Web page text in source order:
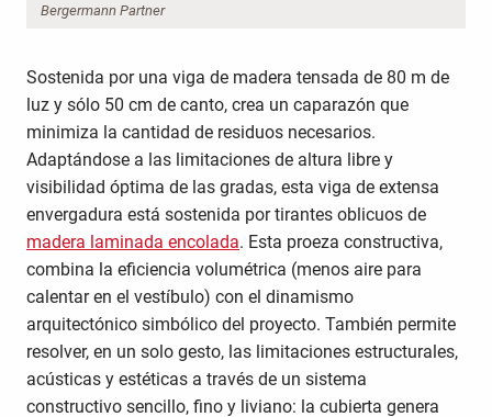
Bergermann Partner
Sostenida por una viga de madera tensada de 80 m de
luz y sólo 50 cm de canto, crea un caparazón que
minimiza la cantidad de residuos necesarios.
Adaptándose a las limitaciones de altura libre y
visibilidad óptima de las gradas, esta viga de extensa
envergadura está sostenida por tirantes oblicuos de
madera laminada encolada. Esta proeza constructiva,
combina la eficiencia volumétrica (menos aire para
calentar en el vestíbulo) con el dinamismo
arquitectónico simbólico del proyecto. También permite
resolver, en un solo gesto, las limitaciones estructurales,
acústicas y estéticas a través de un sistema
constructivo sencillo, fino y liviano: la cubierta genera